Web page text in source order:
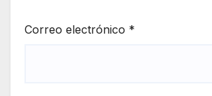
Correo electrónico *